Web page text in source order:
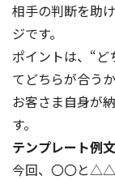
相手の判断を助
ジです。
ポイントは、“
てどちらが合う
お客さま自身が
す。
テンプレート例文
今回、〇〇と△△